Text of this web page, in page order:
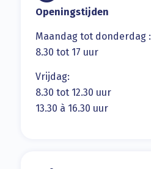
Openingstijden
Maandag tot donderdag :
8.30 tot 17 uur
Vrijdag:
8.30 tot 12.30 uur
13.30 à 16.30 uur